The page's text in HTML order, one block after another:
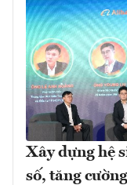
Xây dựng hệ
số, tăng